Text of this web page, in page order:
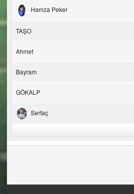
Hamza Peker
TAŞO
Ahmet
Bayram
GÖKALP
Sertaç